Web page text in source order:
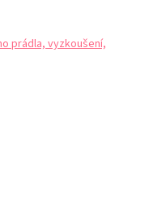
prádla, vyzkoušení,